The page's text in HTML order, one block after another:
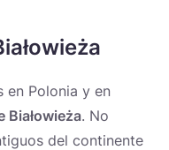
en Polonia y en
Białowieża. No
del continente